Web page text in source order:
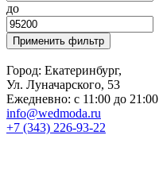
до
Применить фильтр
Город: Екатеринбург,
Ул. Луначарского, 53
Ежедневно: с 11:00 до 21:00
info@wedmoda.ru
+7 (343) 226-93-22